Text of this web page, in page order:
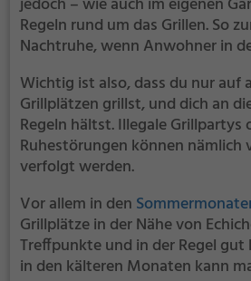
Regeln rund um das Grillen. So
Nachtruhe, wenn Anwohner in
Wichtig ist also, dass du nur auf
Grillplätzen grillst, und dich an
Regeln hältst. Illegale Grillpartys
Ruhestörungen können nämlich
verfolgt werden.
Vor allem in den
Grillplätze in der Nähe von
Treffpunkte und in der Regel gut
in den kälteren Monaten kann